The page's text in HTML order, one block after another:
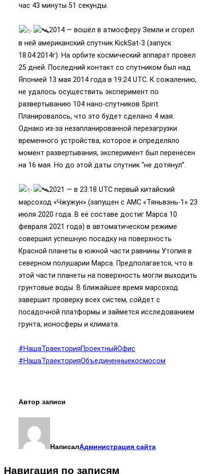
час 43 минуты 51 секунды.
2014 — вошёл в атмосферу Земли и сгорел
в ней американский спутник KickSat-3 (запуск
18.04.2014г). На орбите космический аппарат провел
25 дней. Последний контакт со спутником был над
Японией 13 мая 2014 года в 19:24 UTC. К сожалению,
не удалось осуществить эксперимент по
развертыванию 104 нано-спутников Spirit.
Планировалось, что это будет сделано 4 мая.
Однако из-за незапланированной перезагрузки
временного устройства, которое и определяло
момент развертывания, эксперимент был перенесен
на 16 мая. Но до этой даты спутник “не дотянул”.
2021 — в 23:18 UTC первый китайский
марсоход «Чжужун» (запущен с АМС «Тяньвэнь-1» 23
июля 2020 года. В её составе достиг Марса 10
февраля 2021 года) в автоматическом режиме
совершил успешную посадку на поверхность
Красной планеты в южной части равнины Утопия в
северном полушарии Марса. Предполагается, что в
этой части планеты на поверхность могли выходить
грунтовые воды. В ближайшее время марсоход
завершит проверку всех систем, сойдет с
посадочной платформы и займется исследованием
грунта, ионосферы и климата.
#НашаТраекторияПроектныйОфис
#НашаТраекторияОбъединенныекосмосом
Автор записи
НаписалАдминистрация сайта
Навигация по записям